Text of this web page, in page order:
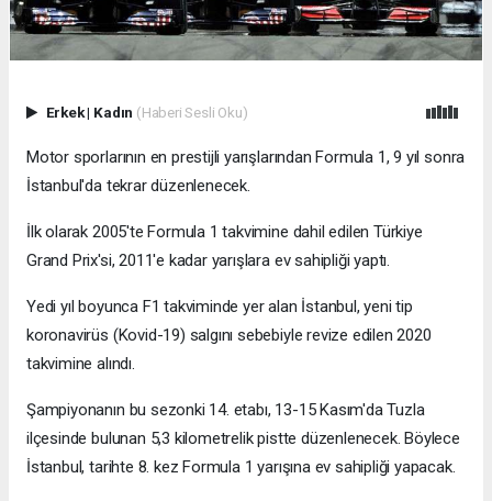
Erkek| Kadın (Haberi Sesli Oku)
Motor sporlarının en prestijli yarışlarından Formula 1, 9 yıl sonra
İstanbul'da tekrar düzenlenecek.
İlk olarak 2005'te Formula 1 takvimine dahil edilen Türkiye
Grand Prix'si, 2011'e kadar yarışlara ev sahipliği yaptı.
Yedi yıl boyunca F1 takviminde yer alan İstanbul, yeni tip
koronavirüs (Kovid-19) salgını sebebiyle revize edilen 2020
takvimine alındı.
Şampiyonanın bu sezonki 14. etabı, 13-15 Kasım'da Tuzla
ilçesinde bulunan 5,3 kilometrelik pistte düzenlenecek. Böylece
İstanbul, tarihte 8. kez Formula 1 yarışına ev sahipliği yapacak.